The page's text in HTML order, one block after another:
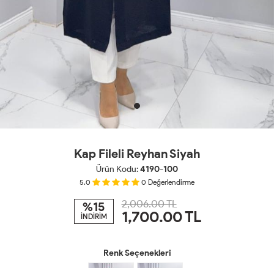
Kap Fileli Reyhan Siyah
Ürün Kodu:4190-100
5.0 0 Değerlendirme
%15
İNDİRİM
2,006.00 TL
1,700.00TL
Renk Seçenekleri